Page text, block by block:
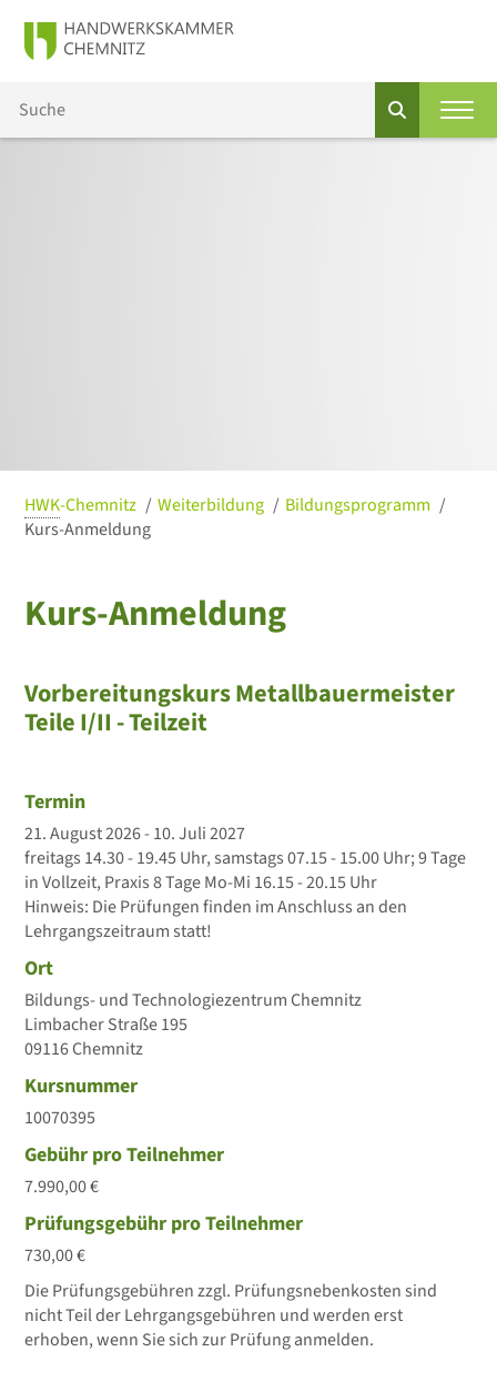
HWK-Chemnitz Weiterbildung
Bildungsprogramm
Kurs-Anmeldung
Kurs-Anmeldung
Vorbereitungskurs Metallbauermeister
Teile I/II - Teilzeit
Termin
21. August 2026 - 10. Juli 2027
freitags 14.30 - 19.45 Uhr, samstags 07.15 - 15.00 Uhr; 9 Tage
in Vollzeit, Praxis 8 Tage Mo-Mi 16.15 - 20.15 Uhr
Hinweis: Die Prüfungen finden im Anschluss an den
Lehrgangszeitraum statt!
Ort
Bildungs- und Technologiezentrum Chemnitz
Limbacher Straße 195
09116 Chemnitz
Kursnummer
10070395
Gebühr pro Teilnehmer
7.990,00 €
Prüfungsgebühr pro Teilnehmer
730,00 €
Die Prüfungsgebühren zzgl. Prüfungsnebenkosten sind
nicht Teil der Lehrgangsgebühren und werden erst
erhoben, wenn Sie sich zur Prüfung anmelden.